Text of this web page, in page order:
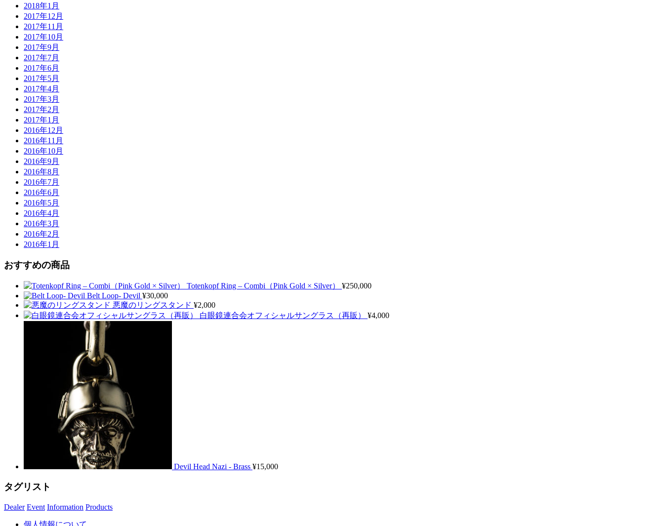
2018年1月
2017年12月
2017年11月
2017年10月
2017年9月
2017年7月
2017年6月
2017年5月
2017年4月
2017年3月
2017年2月
2017年1月
2016年12月
2016年11月
2016年10月
2016年9月
2016年8月
2016年7月
2016年6月
2016年5月
2016年4月
2016年3月
2016年2月
2016年1月
おすすめの商品
Totenkopf Ring – Combi（Pink Gold × Silver） ¥250,000
Belt Loop- Devil ¥30,000
悪魔のリングスタンド ¥2,000
白眼鏡連合会オフィシャルサングラス（再販）
¥4,000
Devil Head Nazi - Brass ¥15,000
タグリスト
Dealer Event Information Products
個人情報について